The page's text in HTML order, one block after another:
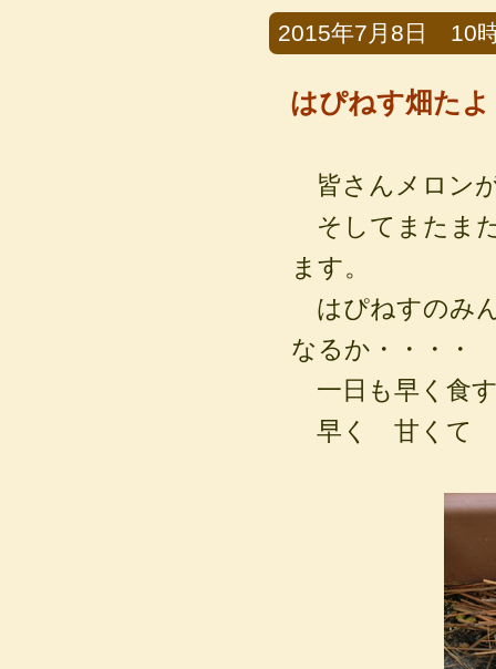
2015年7月8日 10
はぴねす畑
皆さんメロン
そしてまたま
ます。
はぴねすのみ
なるか・・・・
一日も早く食
早く 甘くて